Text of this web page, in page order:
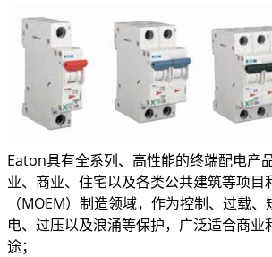
Eaton具有全系列、高性能的终端配电产
业、商业、住宅以及各类公共建筑等项目
（MOEM）制造领域，作为控制、过载
电、过压以及浪涌等保护，广泛适合商业
途；